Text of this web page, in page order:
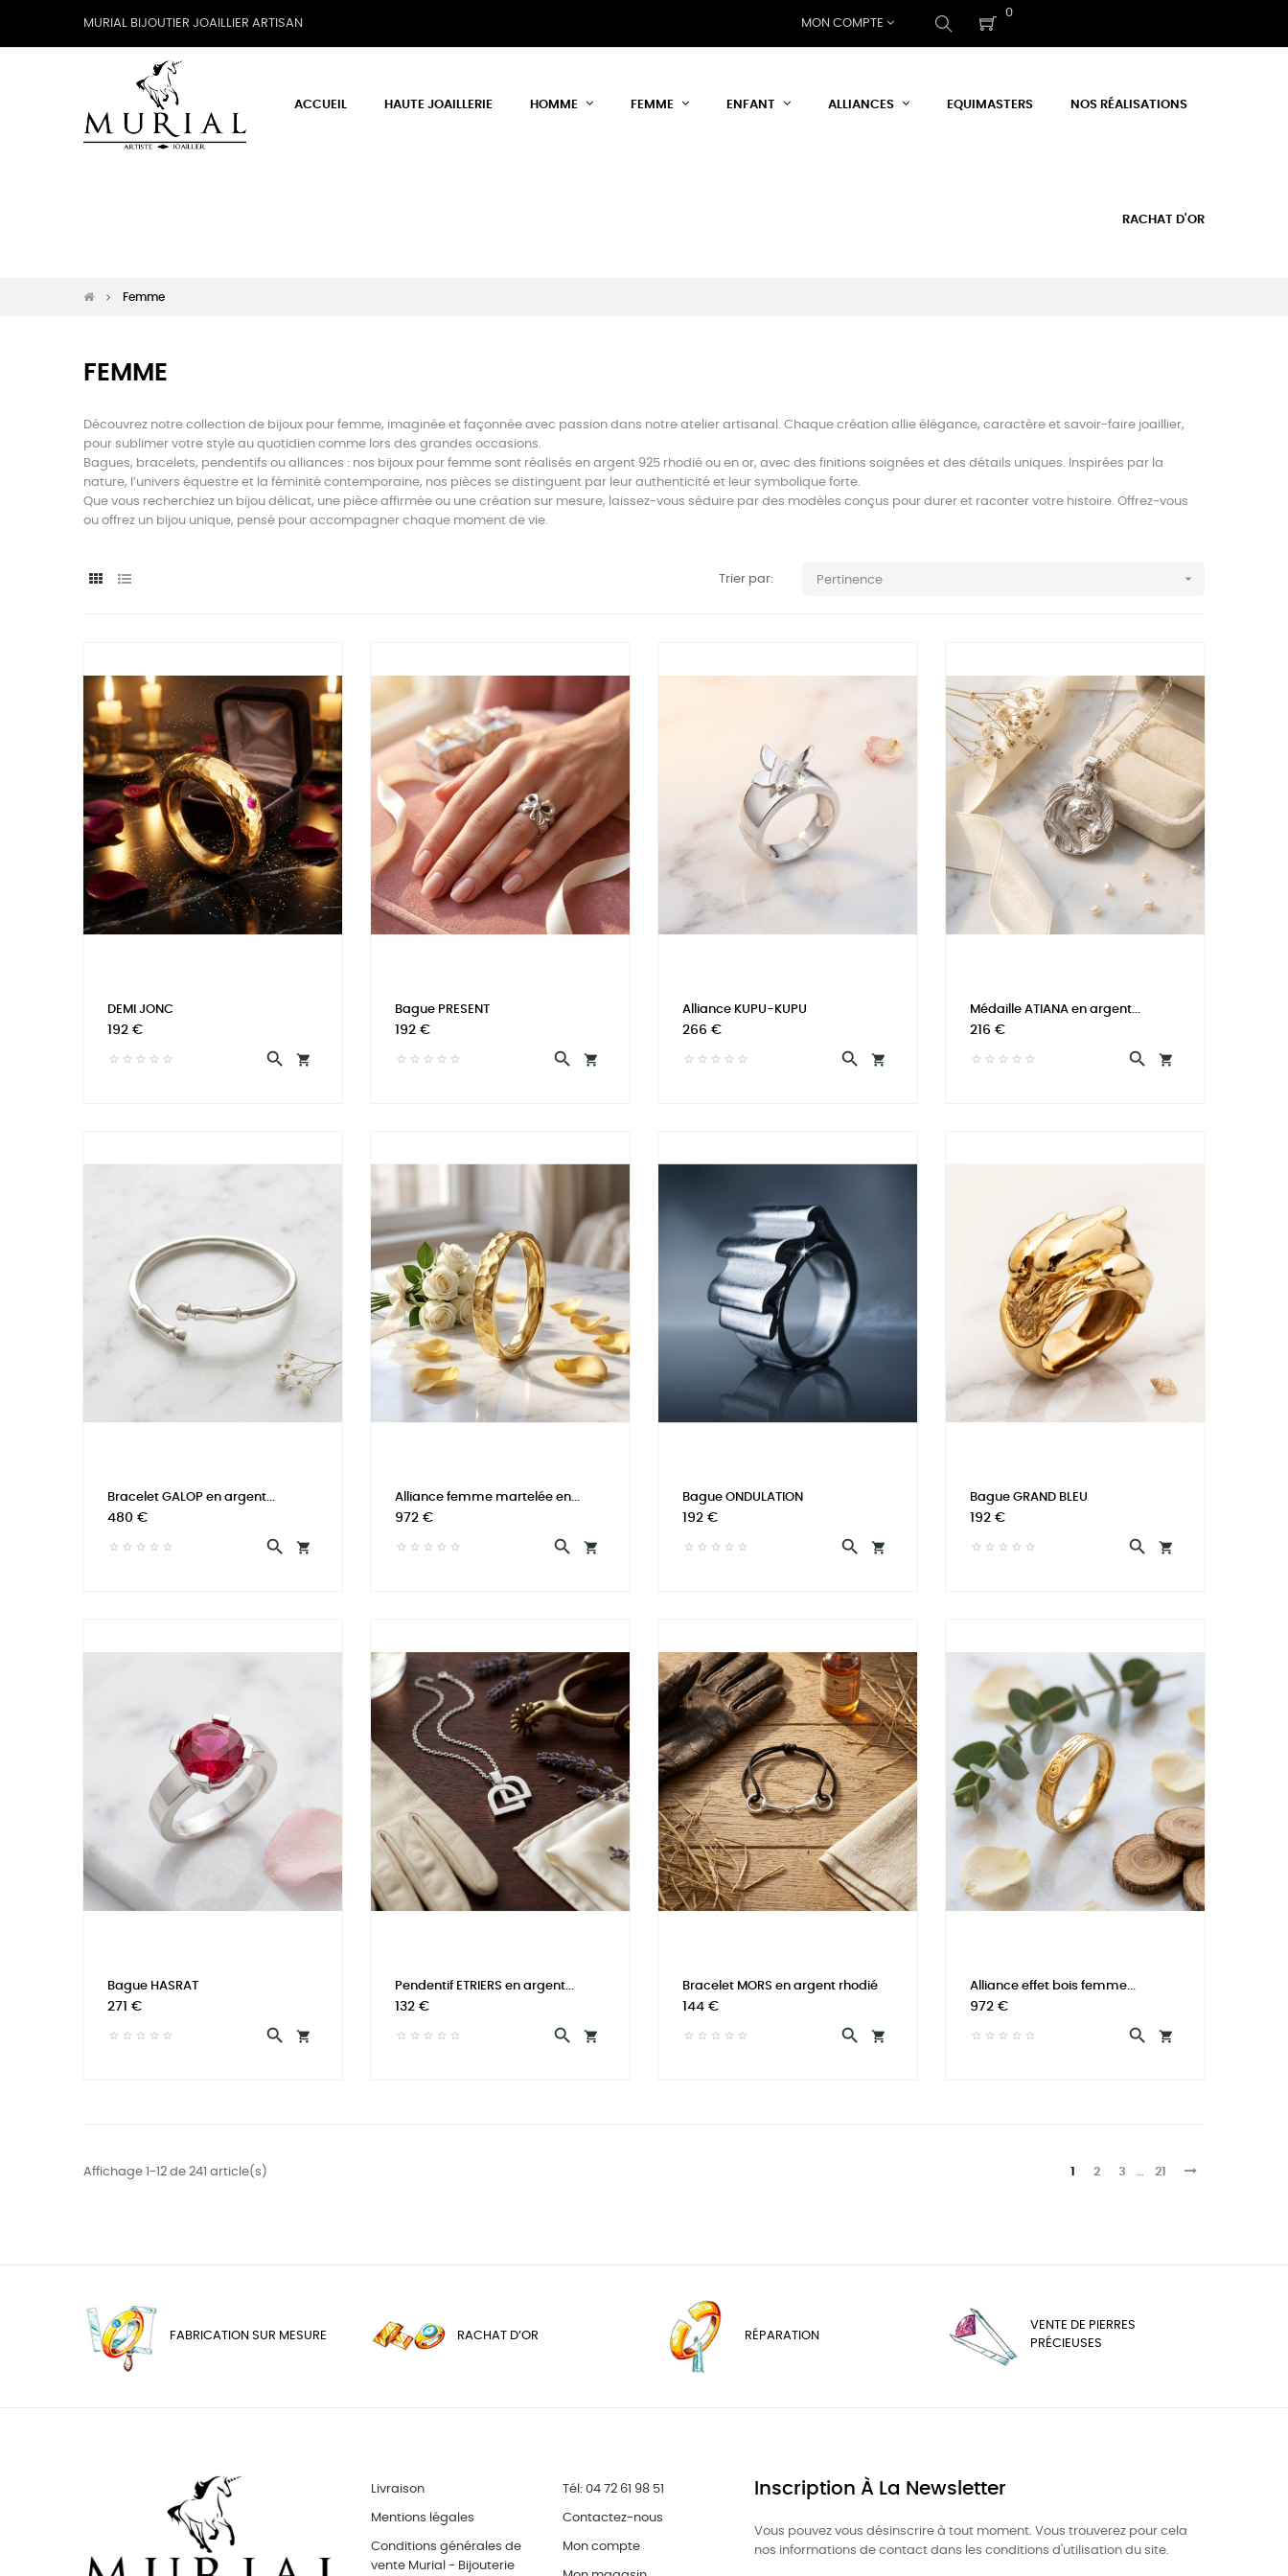
MURIAL BIJOUTIER JOAILLIER ARTISAN MON COMPTE
0
ACCUEIL HAUTE JOAILLERIE HOMME FEMME ENFANT ALLIANCES EQUIMASTERS NOS RÉALISATIONS
RACHAT D'OR
Femme
FEMME
Découvrez notre collection de bijoux pour femme, imaginée et façonnée avec passion dans notre atelier artisanal. Chaque création allie élégance, caractère et savoir-faire joaillier,
pour sublimer votre style au quotidien comme lors des grandes occasions.
Bagues, bracelets, pendentifs ou alliances : nos bijoux pour femme sont réalisés en argent 925 rhodié ou en or, avec des finitions soignées et des détails uniques. Inspirées par la
nature, l’univers équestre et la féminité contemporaine, nos pièces se distinguent par leur authenticité et leur symbolique forte.
Que vous recherchiez un bijou délicat, une pièce affirmée ou une création sur mesure, laissez-vous séduire par des modèles conçus pour durer et raconter votre histoire. Offrez-vous
ou offrez un bijou unique, pensé pour accompagner chaque moment de vie.
Trier par: Pertinence 
DEMI JONC
Prix
192 €


Bague PRESENT
Prix
192 €


Alliance KUPU-KUPU
Prix
266 €


Médaille ATIANA en argent...
Prix
216 €


Bracelet GALOP en argent...
Prix
480 €


Alliance femme martelée en...
Prix
972 €


Bague ONDULATION
Prix
192 €


Bague GRAND BLEU
Prix
192 €


Bague HASRAT
Prix
271 €


Pendentif ETRIERS en argent...
Prix
132 €


Bracelet MORS en argent rhodié
Prix
144 €


Alliance effet bois femme...
Prix
972 €


Affichage 1-12 de 241 article(s) 1 2 3 21
FABRICATION SUR MESURE RACHAT D’OR RÉPARATION
VENTE DE PIERRES
PRÉCIEUSES
Livraison
Mentions légales
Conditions générales de
vente Murial - Bijouterie
Tél: 04 72 61 98 51
Contactez-nous
Mon compte
Inscription À La Newsletter
Vous pouvez vous désinscrire à tout moment. Vous trouverez pour cela
nos informations de contact dans les conditions d'utilisation du site.